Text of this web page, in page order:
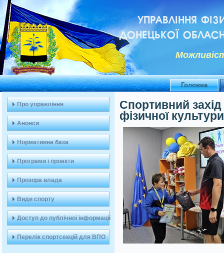
УПРАВЛІННЯ
ДОНЕЦЬКОЇ
Головна
Про управління
Анонси
Нормативна база
Програми і проекти
Прозора влада
Види спорту
Доступ до публічної інформації
Перелік спортсекцій для ВПО
Спортивний захід
фізичної